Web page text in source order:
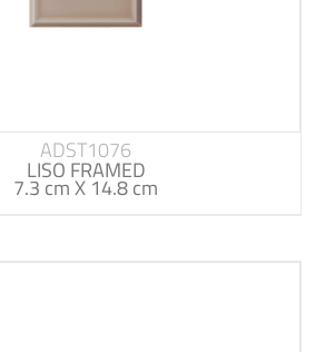
ADST1076
LISO FRAMED
7.3 cm X 14.8 cm